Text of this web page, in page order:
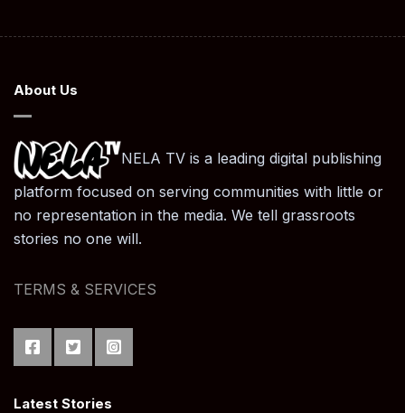
About Us
NELA TV is a leading digital publishing
platform focused on serving communities with little or
no representation in the media. We tell grassroots
stories no one will.
TERMS & SERVICES
Latest Stories